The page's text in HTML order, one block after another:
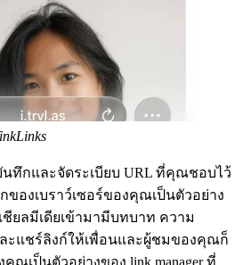
นทึกและจัดระเบียบ URL ที่คุณชอบไว้
ของเบราว์เซอร์ของคุณเป็นตัวอย่าง
ชียลมีเดียเข้ามามีบทบาท ความ
ะแชร์ลิงก์ให้เพื่อนและผู้ชมของคุณก็